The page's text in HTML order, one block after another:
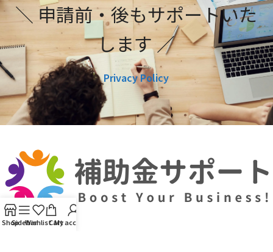
＼ 申請前・後もサポートいた
します ／
Privacy Policy
ShopSidebarWishlistCart
My account